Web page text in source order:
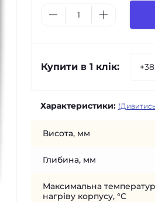
Купити в 1 клік:
Характеристики:
Висота, мм
Глибина, мм
Максимальна
нагріву корпусу, °С